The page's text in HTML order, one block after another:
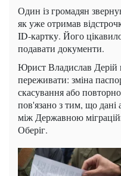
Один із громадян
як уже отримав
ID-картку. Його
подавати документи.
Юрист Владислав Дерій
переживати: зміна
скасування або
пов'язано з тим, що дані
між Державною
Оберіг.